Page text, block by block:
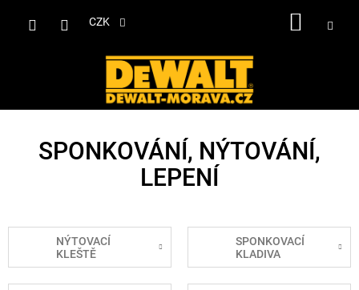
CZK
SPONKOVÁNÍ, NÝTOVÁNÍ,
LEPENÍ
NÝTOVACÍ
KLEŠTĚ
SPONKOVACÍ
KLADIVA